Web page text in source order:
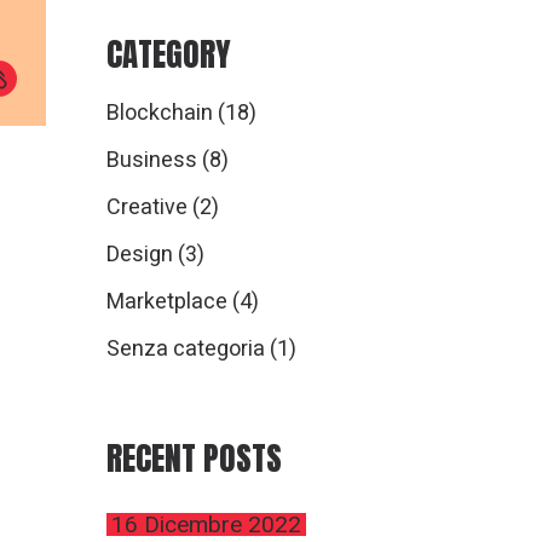
CATEGORY
Blockchain (18)
Business (8)
Creative (2)
Design (3)
Marketplace (4)
Senza categoria (1)
RECENT POSTS
16 Dicembre 2022